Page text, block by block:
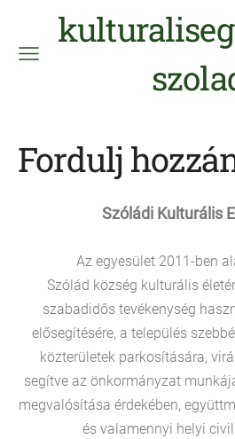
Fordulj
Szóládi Kulturális
Az egyesület 2011-ben
Szólád község kulturális
szabadidős tevékenység
elősegítésére, a település
közterületek parkosítására,
segítve az önkormányzat
megvalósítása érdekében,
és valamennyi helyi